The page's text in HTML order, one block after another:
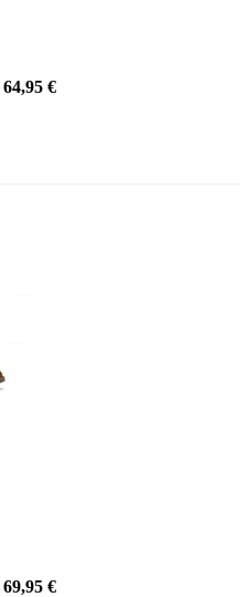
64,95 €
69,95 €